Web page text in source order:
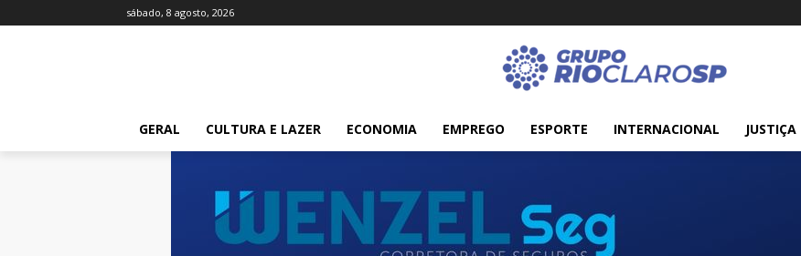
sábado, 8 agosto, 2026
GERAL CULTURA E LAZER ECONOMIA EMPREGO ESPORTE INTERNACIONAL JUSTIÇA